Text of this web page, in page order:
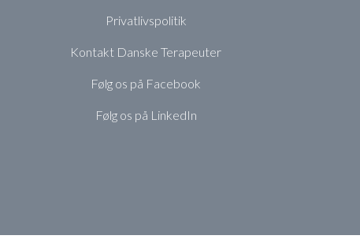
Privatlivspolitik
Kontakt Danske Terapeuter
Følg os på Facebook
Følg os på LinkedIn